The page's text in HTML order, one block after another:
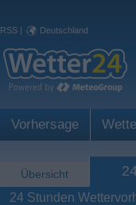
RSS | Deutschland
Vorhersage
Übersicht
24 Stunden